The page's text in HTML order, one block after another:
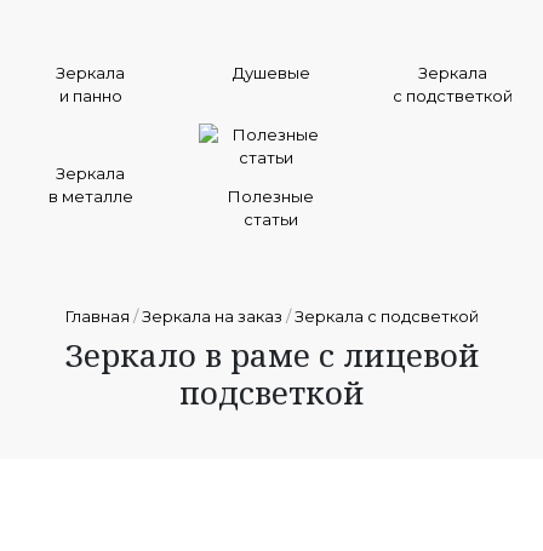
Зеркала
и панно
Душевые
Зеркала
с подстветкой
Зеркала
в металле
Полезные
статьи
Главная /Зеркала на заказ /Зеркала с подсветкой
Зеркало в раме с лицевой
подсветкой